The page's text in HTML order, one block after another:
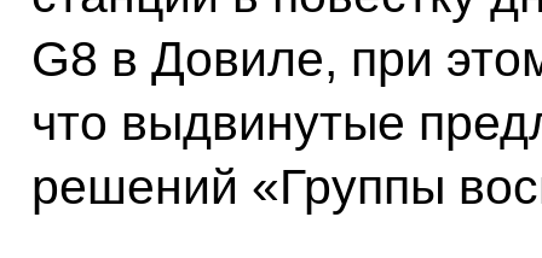
G8 в Довиле, при
что выдвинутые
решений «Группы